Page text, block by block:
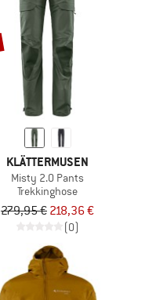
KLÄTTERMUSEN
Misty 2.0 Pants
Trekkinghose
279,95 € 218,36 €
(0)